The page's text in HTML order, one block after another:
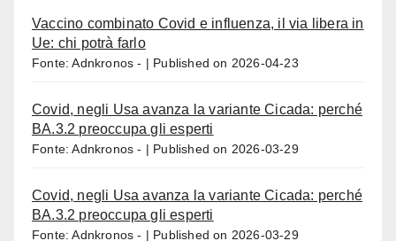
Vaccino combinato Covid e influenza, il via libera in
Ue: chi potrà farlo
Fonte: Adnkronos - Published on 2026-04-23
Covid, negli Usa avanza la variante Cicada: perché
BA.3.2 preoccupa gli esperti
Fonte: Adnkronos - Published on 2026-03-29
Covid, negli Usa avanza la variante Cicada: perché
BA.3.2 preoccupa gli esperti
Fonte: Adnkronos - Published on 2026-03-29